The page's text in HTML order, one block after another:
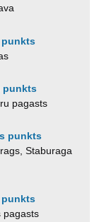
punkts
punkts
pagasts
punkts
Staburaga
punkts
pagasts